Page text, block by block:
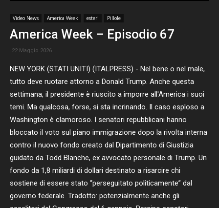
Video News America Week esteri Pillole
America Week – Episodio 67
22 Maggio 2026
NEW YORK (STATI UNITI) (ITALPRESS) - Nel bene o nel male,
tutto deve ruotare attorno a Donald Trump. Anche questa
settimana, il presidente è riuscito a imporre all'America i suoi
temi. Ma qualcosa, forse, si sta incrinando. Il caso esploso a
Washington è clamoroso. I senatori repubblicani hanno
bloccato il voto sul piano immigrazione dopo la rivolta interna
contro il nuovo fondo creato dal Dipartimento di Giustizia
guidato da Todd Blanche, ex avvocato personale di Trump. Un
fondo da 1,8 miliardi di dollari destinato a risarcire chi
sostiene di essere stato “perseguitato politicamente” dal
governo federale. Tradotto: potenzialmente anche gli